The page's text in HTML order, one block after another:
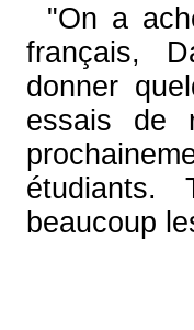
"On a
français,
donner
essais de
étudiants.
beaucoup